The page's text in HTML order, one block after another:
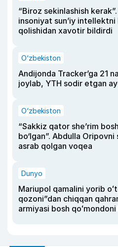
“Biroz sekinlashish
insoniyat sun’iy
qolishidan xavotir bildirdi
O‘zbekiston
Andijonda Tracker’ga 21
joylab, YTH sodir etgan
O‘zbekiston
“Sakkiz qator she’rim
bo‘lgan”. Abdulla
asrab qolgan voqea
Dunyo
Mariupol qamalini yorib
qozoni”dan chiqqan
armiyasi bosh